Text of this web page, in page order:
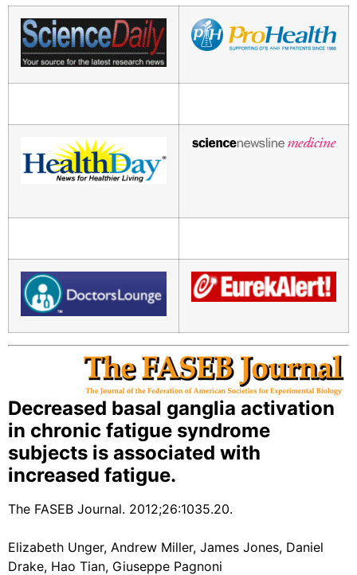
Decreased basal ganglia activation
in chronic fatigue syndrome
subjects is associated with
increased fatigue.
The FASEB Journal. 2012;26:1035.20.
Elizabeth Unger, Andrew Miller, James Jones, Daniel
Drake, Hao Tian, Giuseppe Pagnoni